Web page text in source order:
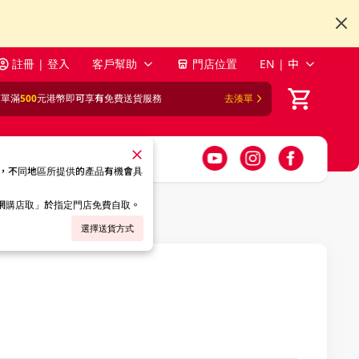
註冊 | 登入 客戶幫助 門店位置 EN | 中
滿500元港幣即可享有免費送貨服務 去湊單
不同地區所提供的產品有機會具
店取」於指定門店免費自取。
選擇送貨方式